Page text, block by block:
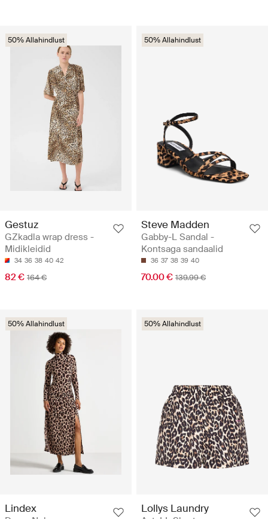
50% Allahindlust
Gestuz
GZkadla wrap dress -
Midikleidid
34 36 38 40 42
82 € 164 €
50% Allahindlust
Steve Madden
Gabby-L Sandal -
Kontsaga sandaalid
36 37 38 39 40
70.00 € 139.99 €
50% Allahindlust
Lindex
50% Allahindlust
Lollys Laundry